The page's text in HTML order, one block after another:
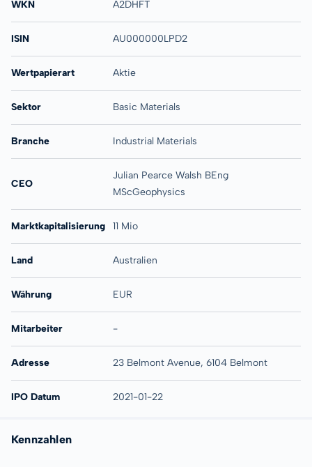
WKN A2DHFT
ISIN AU000000LPD2
Wertpapierart Aktie
Sektor Basic Materials
Branche Industrial Materials
CEO
Julian Pearce Walsh BEng
MScGeophysics
Marktkapitalisierung 11 Mio
Land Australien
Währung EUR
Mitarbeiter -
Adresse 23 Belmont Avenue, 6104 Belmont
IPO Datum 2021-01-22
Kennzahlen